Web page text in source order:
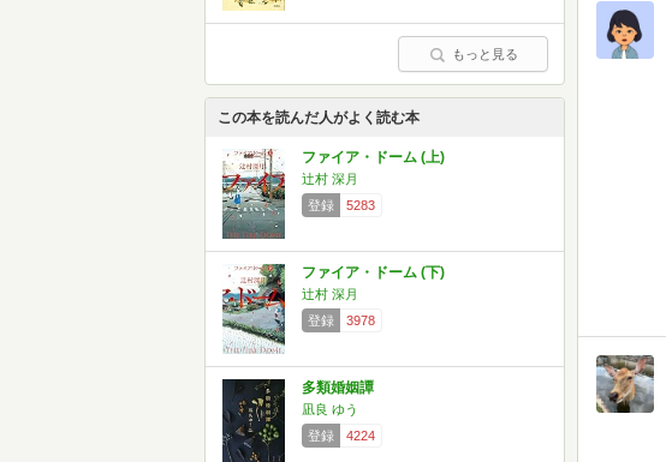
もっと見る
この本を読んだ人がよく読む本
ファイア・ドーム (上)
辻村 深月
登録
5283
ファイア・ドーム (下)
辻村 深月
登録
3978
多類婚姻譚
凪良 ゆう
登録
4224